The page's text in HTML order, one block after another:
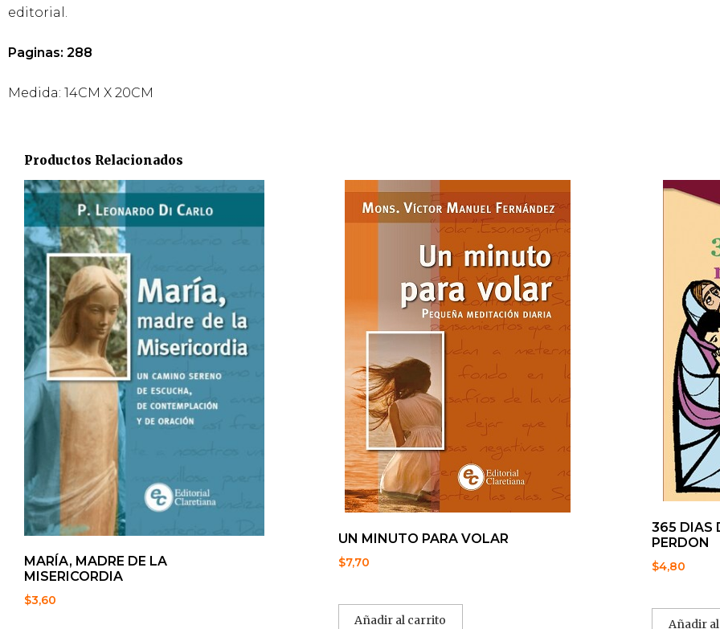
editorial.
Paginas: 288
Medida: 14CM X 20CM
Productos Relacionados
MARÍA, MADRE DE LA
MISERICORDIA
$3,60
UN MINUTO PARA VOLAR
$7,70
Añadir al carrito
365 DIAS
PERDON
$4,80
Añadir